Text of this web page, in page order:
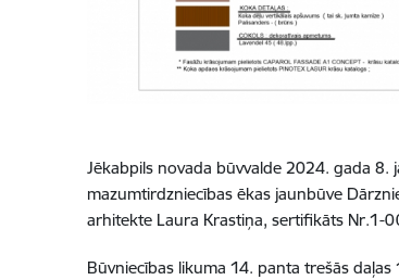
Jēkabpils novada būvvalde 2024. gada 8.
mazumtirdzniecības ēkas jaunbūve
arhitekte Laura Krastiņa, sertifikāts Nr.1-
Būvniecības likuma 14. panta trešās